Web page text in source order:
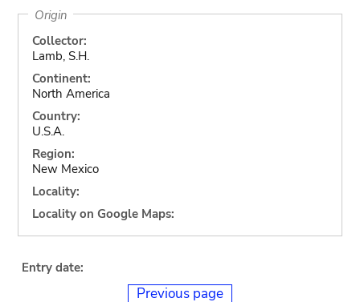
Origin
Collector:
Lamb, S.H.
Continent:
North America
Country:
U.S.A.
Region:
New Mexico
Locality:
Locality on Google Maps:
Entry date:
Previous page